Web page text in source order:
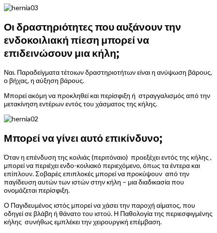
Οι δραστηριότητες που αυξάνουν την
ενδοκοιλιακή πίεση μπορεί να
επιδεινώσουν μια κήλη;
Ναι. Παραδείγματα τέτοιων δραστηριοτήτων είναι η ανύψωση βάρους,
ο βήχας, η αύξηση βάρους.
Μπορεί ακόμη να προκληθεί και περίσφιξη ή στραγγαλισμός από την
μετακίνηση εντέρων εντός του χάσματος της κήλης.
Μπορεί να γίνει αυτό επικίνδυνο;
Όταν η επένδυση της κοιλιάς (περιτόναιο) προεξέχει εντός της κήλης ,
μπορεί να περιέχει ενδο-κοιλιακό περιεχόμενο, όπως τα έντερα και
επίπλουν. Σοβαρές επιπλοκές μπορεί να προκύψουν από την
παγίδευση αυτών των ιστών στην κήλη – μια διαδικασία που
ονομάζεται περίσφιξη.
Ο Παγιδευμένος ιστός μπορεί να χάσει την παροχή αίματος, που
οδηγεί σε βλάβη ή θάνατο του ιστού. Η Παθολογία της περιεσφιγμένης
κήλης συνήθως εμπλέκει την χειρουργική επέμβαση.